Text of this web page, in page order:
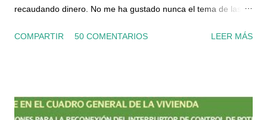
recaudando dinero. No me ha gustado nunca el tema de las
algo o no, ni conozco a nadie que le haya tocado algo nunca...
siguiente otra vez otro chico distinto y ya me picó la curiosidad.
COMPARTIR 50 COMENTARIOS LEER MÁS